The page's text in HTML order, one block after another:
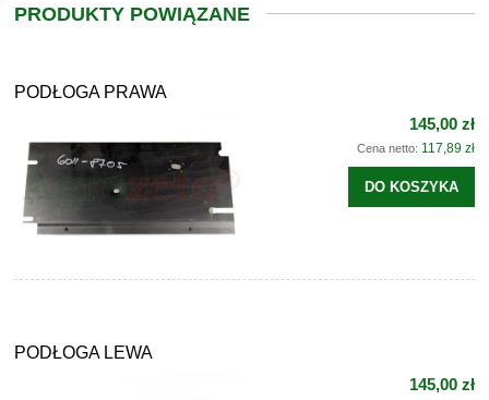
PRODUKTY POWIĄZANE
PODŁOGA PRAWA
145,00 zł
Cena netto: 117,89 zł
DO KOSZYKA
PODŁOGA LEWA
145,00 zł